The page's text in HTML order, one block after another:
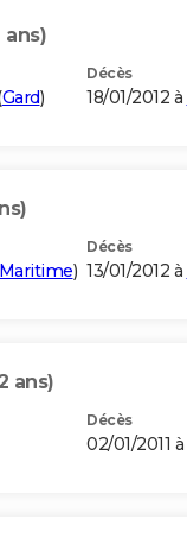
ans)
Gard)
Décès
18/01/2012 à
)
Décès
13/01/2012 à
ans)
Décès
02/01/2011 à